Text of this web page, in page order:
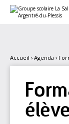
contenu.
personnels
Accueil › Agenda ›